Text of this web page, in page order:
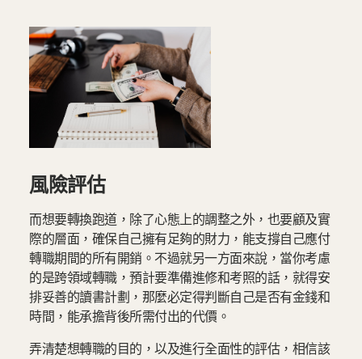
風險評估
而想要轉換跑道，除了心態上的調整之外，也要顧及實
際的層面，確保自己擁有足夠的財力，能支撐自己應付
轉職期間的所有開銷。不過就另一方面來說，當你考慮
的是跨領域轉職，預計要準備進修和考照的話，就得安
排妥善的讀書計劃，那麼必定得判斷自己是否有金錢和
時間，能承擔背後所需付出的代價。
弄清楚想轉職的目的，以及進行全面性的評估，相信該